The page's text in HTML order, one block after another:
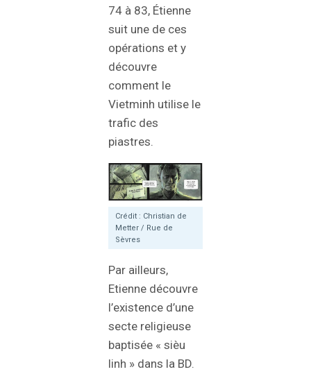
74 à 83, Étienne
suit une de ces
opérations et y
découvre
comment le
Vietminh utilise le
trafic des
piastres.
Crédit : Christian de
Metter / Rue de
Sèvres
Par ailleurs,
Etienne découvre
l’existence d’une
secte religieuse
baptisée « sièu
linh » dans la BD.